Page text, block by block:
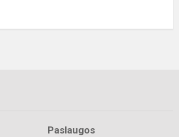
Paslaugos